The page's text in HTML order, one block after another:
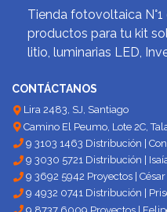
Tienda fotovoltaica
productos para tu kit
litio, luminarias LED,
CONTÁCTANOS
Lira 2483, SJ, Santiago
Camino El Peumo, Lote 2C,
9 3103 1463 Distribución |
9 3030 5721 Distribución |
9 3692 5942 Proyectos | César
9 4932 0741 Distribución |